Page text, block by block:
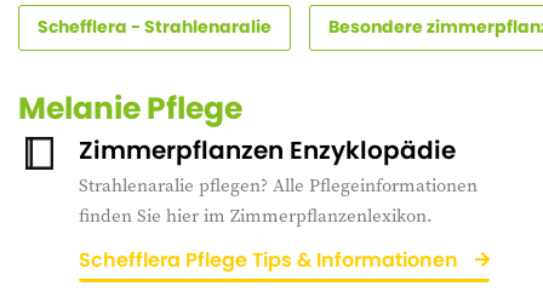
Schefflera - Strahlenaralie Besondere
Melanie Pflege
Zimmerpflanzen Enzyklopädie
Strahlenaralie pflegen? Alle Pflegeinformationen
finden Sie hier im Zimmerpflanzenlexikon.
Schefflera Pflege Tips & Informationen